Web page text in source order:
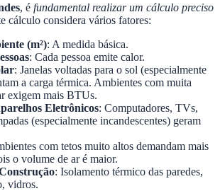
, é fundamental realizar um cálculo preciso
cálculo considera vários fatores:
(m²): A medida básica.
: Cada pessoa emite calor.
: Janelas voltadas para o sol (especialmente
a carga térmica. Ambientes com muita
exigem mais BTUs.
Eletrônicos: Computadores, TVs,
(especialmente incandescentes) geram
com tetos muito altos demandam mais
o volume de ar é maior.
: Isolamento térmico das paredes,
vidros.